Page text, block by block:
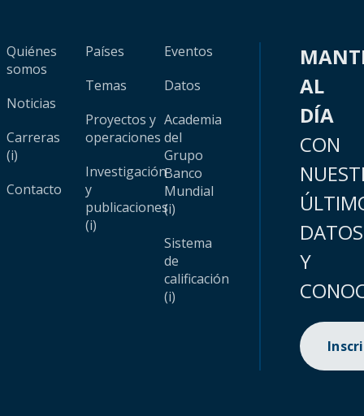
Quiénes
somos
Noticias
Carreras
(i)
Contacto
Países
Temas
Proyectos y
operaciones
Investigación
y
publicaciones
(i)
Eventos
Datos
Academia
del
Grupo
Banco
Mundial
(i)
Sistema
de
calificación
(i)
AL
DÍA
CON
DATOS
Y